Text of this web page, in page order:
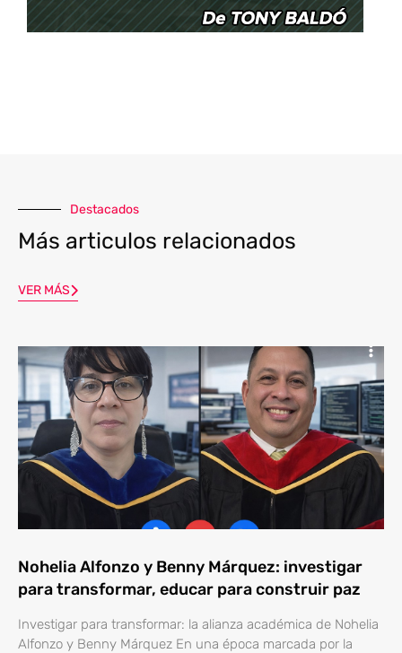
Destacados
Más articulos relacionados
VER MÁS
Nohelia Alfonzo y Benny Márquez: investigar
para transformar, educar para construir paz
Investigar para transformar: la alianza académica de Nohelia
Alfonzo y Benny Márquez En una época marcada por la